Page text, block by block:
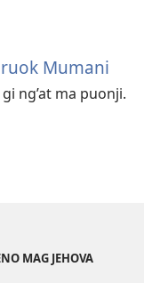
Mumani
ng’at ma puonji.
MAG JEHOVA